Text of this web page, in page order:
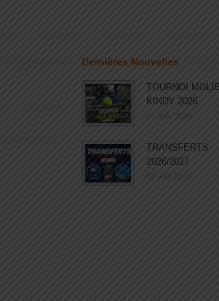
Dernières Nouvelles
TOURNOI
KINDY 2026
03 août 2026
TRANSFERTS
2026/2027
03 août 2026